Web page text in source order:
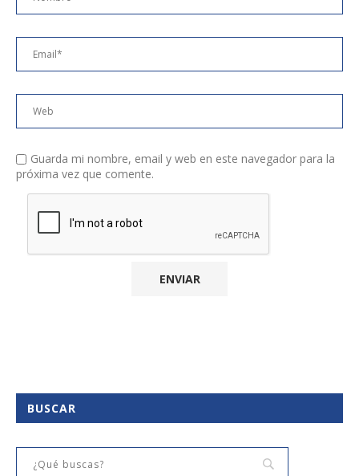
Guarda mi nombre, email y web en este navegador para la
próxima vez que comente.
BUSCAR